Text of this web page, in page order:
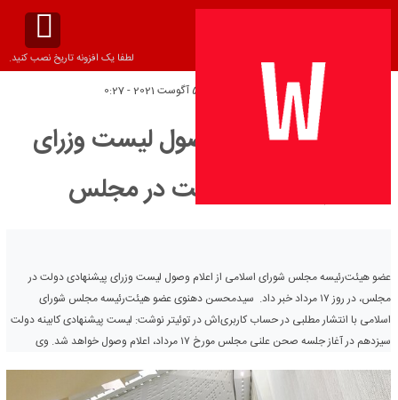
لطفا یک افزونه تاریخ نصب کنید.
تاریخ انتشار:
۱۷ مرداد؛ اعلام وصول لیست وزرای
پیشنهادی دولت در مجلس
عضو هیئت‌رئیسه مجلس شورای اسلامی از اعلام وصول لیست وزرای پیشنهادی دولت در
مجلس، در روز ۱۷ مرداد خبر داد. سیدمحسن دهنوی عضو هیئت‌رئیسه مجلس شورای
اسلامی با انتشار مطلبی در حساب کاربری‌اش در توئیتر نوشت: لیست پیشنهادی کابینه دولت
سیزدهم در آغاز جلسه صحن علنی مجلس مورخ ۱۷ مرداد، اعلام وصول خواهد شد. وی